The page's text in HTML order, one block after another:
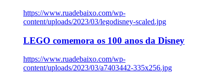
https://www.ruadebaixo.com/wp-
content/uploads/2023/03/legodisney-scaled.jpg
LEGO comemora os 100 anos da Disney
https://www.ruadebaixo.com/wp-
content/uploads/2023/03/a7403442-335x256.jpg